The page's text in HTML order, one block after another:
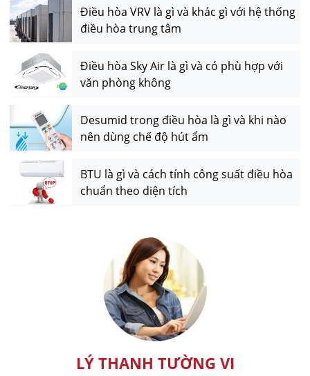
Điều hòa VRV là gì và khác gì với hệ thống
điều hòa trung tâm
Điều hòa Sky Air là gì và có phù hợp với
văn phòng không
Desumid trong điều hòa là gì và khi nào
nên dùng chế độ hút ẩm
BTU là gì và cách tính công suất điều hòa
chuẩn theo diện tích
LÝ THANH TƯỜNG VI